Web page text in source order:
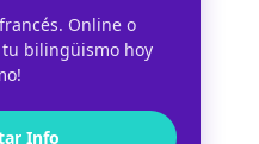
Online o
tu bilingüismo hoy
Info